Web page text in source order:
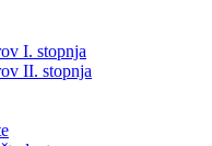
I. stopnja
II. stopnja